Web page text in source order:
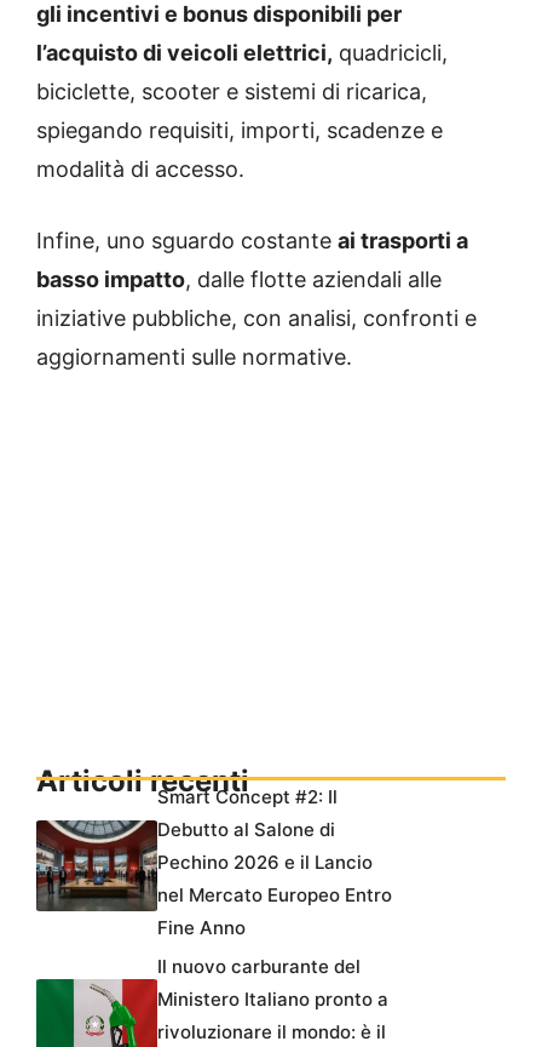
gli incentivi e bonus disponibili per
l’acquisto di veicoli elettrici, quadricicli,
biciclette, scooter e sistemi di ricarica,
spiegando requisiti, importi, scadenze e
modalità di accesso.
Infine, uno sguardo costante ai trasporti a
basso impatto, dalle flotte aziendali alle
iniziative pubbliche, con analisi, confronti e
aggiornamenti sulle normative.
Articoli recentiSmart Concept #2: Il
Debutto al Salone di
Pechino 2026 e il Lancio
nel Mercato Europeo Entro
Fine Anno
Il nuovo carburante del
Ministero Italiano pronto a
rivoluzionare il mondo: è il